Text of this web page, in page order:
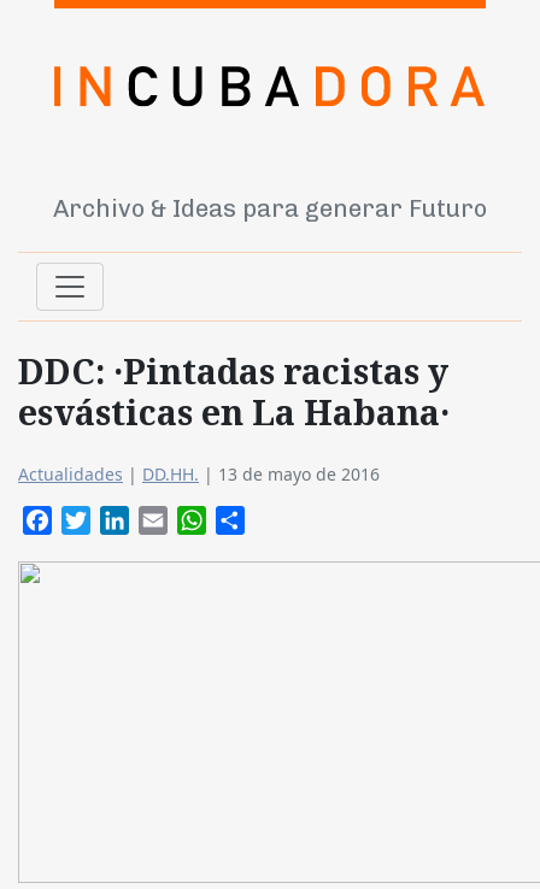
Archivo & Ideas para generar Futuro
DDC: ·Pintadas racistas y
esvásticas en La Habana·
Actualidades | DD.HH. | 13 de mayo de 2016
FacebookTwitterLinkedIn
Email WhatsApp